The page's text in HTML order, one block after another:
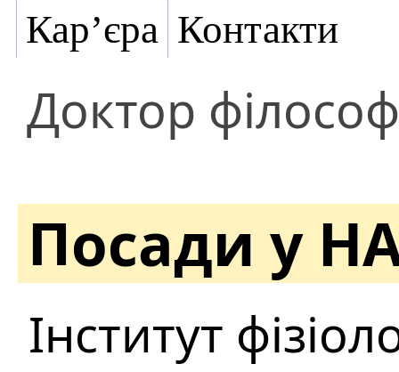
Кар’єра Контакти
Доктор
Посади у
Інститут